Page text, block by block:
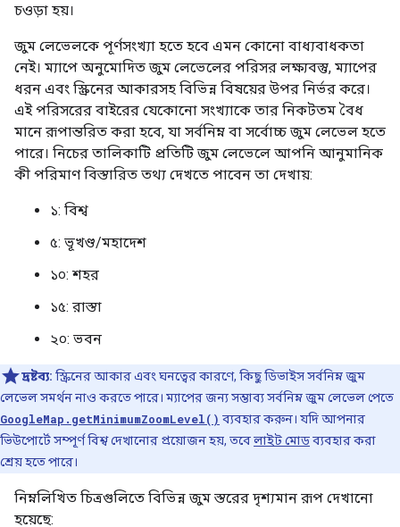
চওড়া হয়।
জুম লেভেলকে পূর্ণসংখ্যা হতে হবে এমন কোনো বাধ্যবাধকতা
নেই। ম্যাপে অনুমোদিত জুম লেভেলের পরিসর লক্ষ্যবস্তু, ম্যাপের
ধরন এবং স্ক্রিনের আকারসহ বিভিন্ন বিষয়ের উপর নির্ভর করে।
এই পরিসরের বাইরের যেকোনো সংখ্যাকে তার নিকটতম বৈধ
মানে রূপান্তরিত করা হবে, যা সর্বনিম্ন বা সর্বোচ্চ জুম লেভেল হতে
পারে। নিচের তালিকাটি প্রতিটি জুম লেভেলে আপনি আনুমানিক
কী পরিমাণ বিস্তারিত তথ্য দেখতে পাবেন তা দেখায়:
১: বিশ্ব
৫: ভূখণ্ড/মহাদেশ
১০: শহর
১৫: রাস্তা
২০: ভবন
দ্রষ্টব্য: স্ক্রিনের আকার এবং ঘনত্বের কারণে, কিছু ডিভাইস সর্বনিম্ন জুম
লেভেল সমর্থন নাও করতে পারে। ম্যাপের জন্য সম্ভাব্য সর্বনিম্ন জুম লেভেল পেতে
GoogleMap.getMinimumZoomLevel() ব্যবহার করুন। যদি আপনার
ভিউপোর্টে সম্পূর্ণ বিশ্ব দেখানোর প্রয়োজন হয়, তবেলাইট মোডব্যবহার করা
শ্রেয় হতে পারে।
নিম্নলিখিত চিত্রগুলিতে বিভিন্ন জুম স্তরের দৃশ্যমান রূপ দেখানো
হয়েছে: